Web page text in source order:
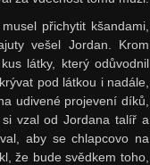
přichytit kšandami,
vešel Jordan. Krom
látky, který odůvodnil
pod látkou i nadále,
udivené projevení díků,
vzal od Jordana talíř a
aby se chlapcovo na
že bude svědkem toho,